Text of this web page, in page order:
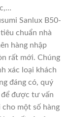
Sanlux B50-
chuẩn nhà
hàng nhập
rất mới. Chúng
xác loại khách
đáng có, quý
được tư vấn
một số hàng